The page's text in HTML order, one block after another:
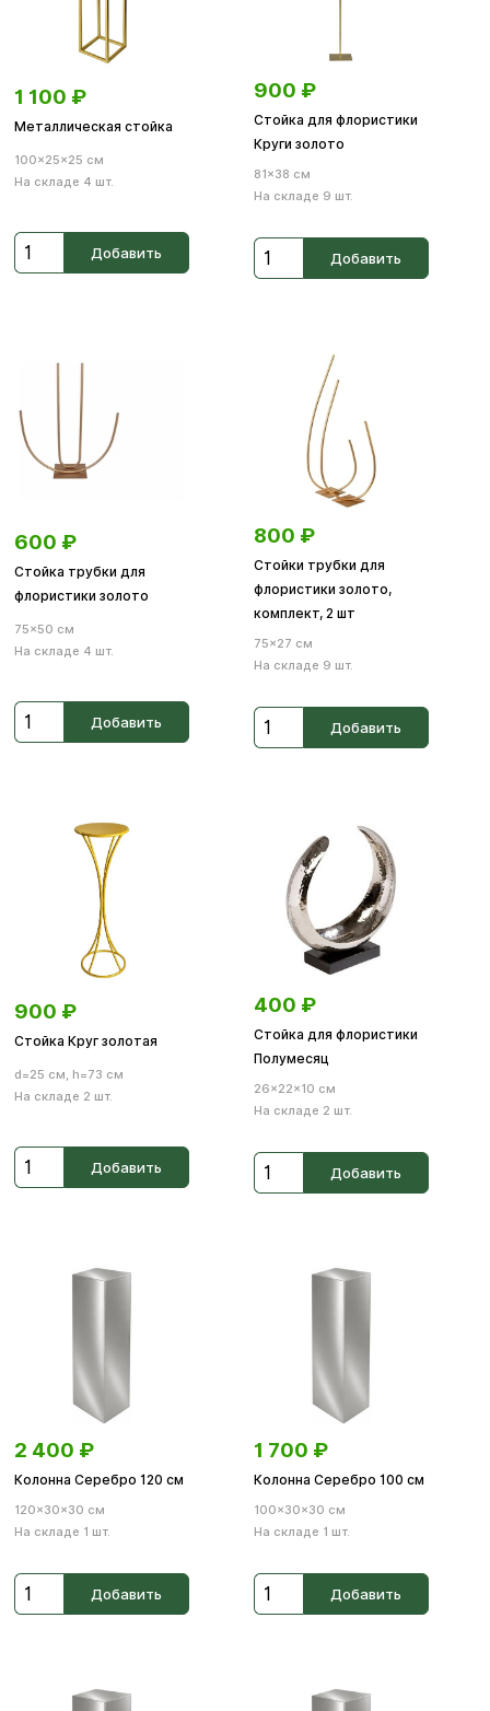
1 100 ₽
Металлическая стойка
100×25×25 см
На складе 4 шт.
Добавить
900 ₽
Стойка для флористики
Круги золото
81×38 см
На складе 9 шт.
Добавить
600 ₽
Стойка трубки для
флористики золото
75×50 см
На складе 4 шт.
Добавить
800 ₽
Стойки трубки для
флористики золото,
комплект, 2 шт
75×27 см
На складе 9 шт.
Добавить
900 ₽
Стойка Круг золотая
d=25 см, h=73 см
На складе 2 шт.
Добавить
400 ₽
Стойка для флористики
Полумесяц
26×22×10 см
На складе 2 шт.
Добавить
2 400 ₽
Колонна Серебро 120 см
120×30×30 см
На складе 1 шт.
Добавить
1 700 ₽
Колонна Серебро 100 см
100×30×30 см
На складе 1 шт.
Добавить